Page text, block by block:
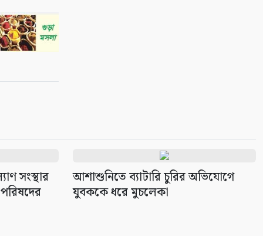
সংস্থার
আশাশুনিতে ব্যাটারি চুরির অভিযোগে
যুবককে ধরে মুচলেকা